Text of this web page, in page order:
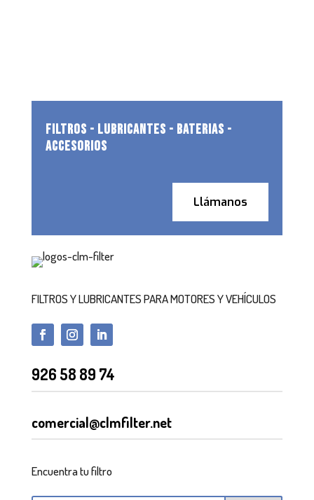
FILTROS - LUBRICANTES - BATERIAS -
ACCESORIOS
Llámanos
FILTROS Y LUBRICANTES PARA MOTORES Y VEHÍCULOS
926 58 89 74
comercial@clmfilter.net
Encuentra tu filtro